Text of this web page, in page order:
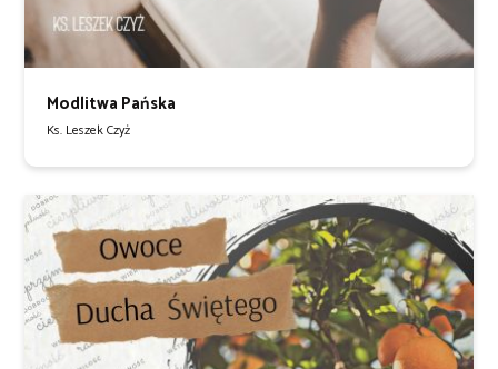
Modlitwa Pańska
Ks. Leszek Czyż